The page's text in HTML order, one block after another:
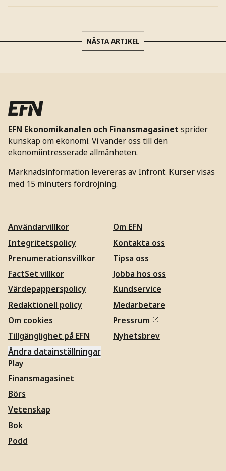
NÄSTA ARTIKEL
EFN Ekonomikanalen och Finansmagasinet sprider
kunskap om ekonomi. Vi vänder oss till den
ekonomiintresserade allmänheten.
Marknadsinformation levereras av Infront. Kurser visas
med 15 minuters fördröjning.
Användarvillkor
Integritetspolicy
Prenumerationsvillkor
FactSet villkor
Värdepapperspolicy
Redaktionell policy
Om cookies
Tillgänglighet på EFN
Ändra datainställningar
Om EFN
Kontakta oss
Tipsa oss
Jobba hos oss
Kundservice
Medarbetare
Pressrum
Nyhetsbrev
Play
Finansmagasinet
Börs
Vetenskap
Bok
Podd